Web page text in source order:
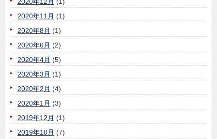
2020年11月 (1)
2020年8月 (1)
2020年6月 (2)
2020年4月 (5)
2020年3月 (1)
2020年2月 (4)
2020年1月 (3)
2019年12月 (1)
2019年10月 (7)